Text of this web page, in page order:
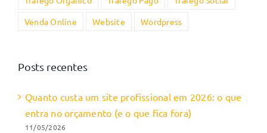
Venda Online
Website Wordpress
Posts recentes
Quanto custa um site profissional em 2026: o que
entra no orçamento (e o que fica fora)
11/05/2026